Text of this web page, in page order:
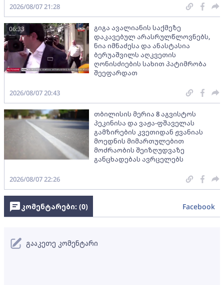
2026/08/07 21:28
გიგა ავალიანის საქმეზე
დაკავებულ არასრულწლოვნებს,
ნია იმნაძესა და ანასტასია
ბერუაშვილს აღკვეთის
ღონისძიების სახით პატიმრობა
შეეფარდათ
06:33
2026/08/07 20:43
თბილისის მერია 8 აგვისტოს
პეკინისა და ვაჟა-ფშაველას
გამზირების კვეთიდან ჟვანიას
მოედნის მიმართულებით
მოძრაობის შეიზღუდვაზე
განცხადებას ავრცელებს
2026/08/07 22:26
კომენტარები: (0) Facebook
გააკეთე კომენტარი